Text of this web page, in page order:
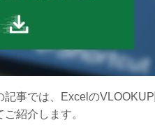
の
3番目の引数
記事では、Excelの
ご紹介します。